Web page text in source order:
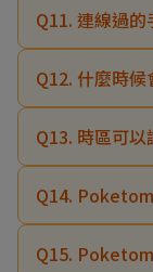
Q11. 連線過
Q12. 什麼時
Q13. 時區可以
Q14.
Q15.